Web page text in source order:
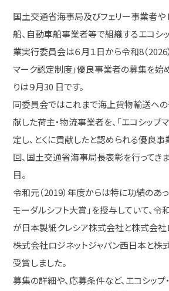
国土交通省海事局及びフェリー事業者や
船、自動車船事業者等で組織するエコシ
業実行委員会は６月１日から令和8（2026
マーク認定制度」優良事業者の募集を始
りは９月30 日です。
同委員会ではこれまで海上貨物輸送への
献した荷主・物流事業者を、「エコシップ
定し、とくに貢献したと認められる優良
回、国土交通省海事局長表彰を行ってき
目。
令和元（2019）年度からは特に功績のあ
モーダルシフト大賞」を授与していて、令
が日本製紙クレシア株式会社と株式会社
株式会社ロジネットジャパン西日本と
受賞しました。
募集の詳細や、応募条件など、エコシップ